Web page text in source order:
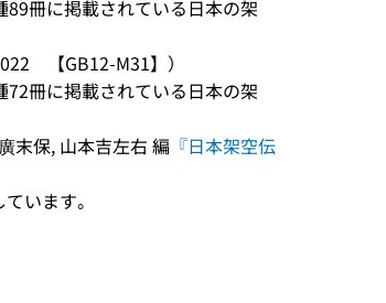
冊に掲載されている日本の架
【GB12-M31】）
冊に掲載されている日本の架
末保, 山本吉左右 編 『日本架空伝
います。